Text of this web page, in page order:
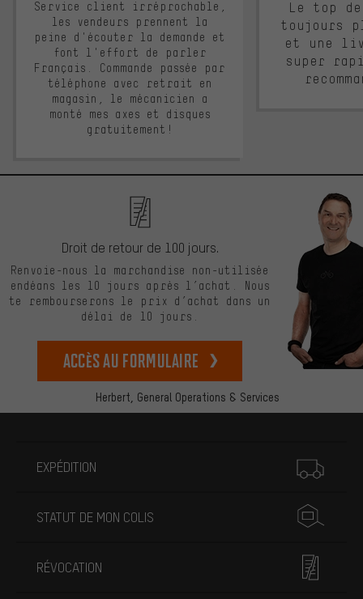
Service client irréprochable,
les vendeurs prennent la
peine d'écouter la demande et
font l'effort de parler
Français. Commande passée par
téléphone avec retrait en
magasin, le mécanicien a
monté mes axes et disques
gratuitement!
Le top
toujours
et une
super
Herbert, General Operations & Services
Droit de retour de 100 jours.
Renvoie-nous la marchandise non-utilisée
endéans les 10 jours après l’achat. Nous
te rembourserons le prix d’achat dans un
délai de 10 jours.
Accès au formulaire
EXPÉDITION
STATUT DE MON COLIS
RÉVOCATION